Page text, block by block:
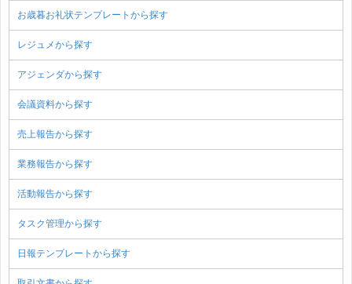
お歳暮お礼状テンプレートから探す
レジュメから探す
アジェンダから探す
会議資料から探す
売上報告から探す
業務報告から探す
活動報告から探す
タスク管理から探す
日報テンプレートから探す